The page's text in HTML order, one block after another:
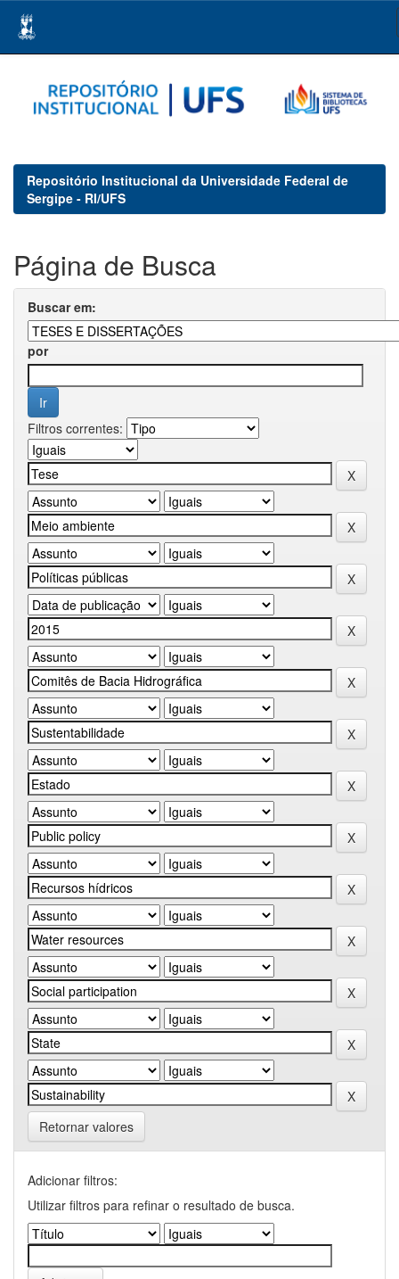
navigation
Repositório Institucional da Universidade Federal de
Sergipe - RI/UFS
Página de Busca
Buscar em:
por
Filtros correntes:
Retornar valores
Adicionar filtros:
Utilizar filtros para refinar o resultado de busca.